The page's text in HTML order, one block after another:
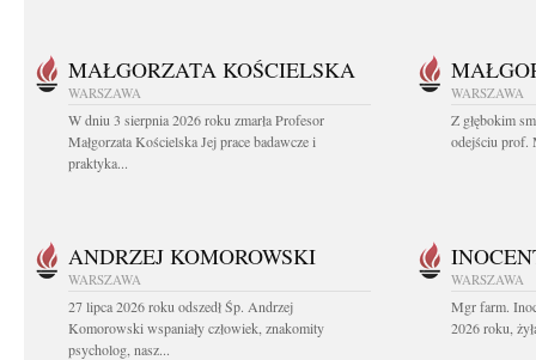
MAŁGORZATA KOŚCIELSKA
WARSZAWA
W dniu 3 sierpnia 2026 roku zmarła Profesor
Małgorzata Kościelska Jej prace badawcze i
praktyka...
WARSZAWA
Z głębokim
odejściu prof.
ANDRZEJ KOMOROWSKI
WARSZAWA
27 lipca 2026 roku odszedł Śp. Andrzej
Komorowski wspaniały człowiek, znakomity
psycholog, nasz...
WARSZAWA
Mgr farm.
2026 roku,